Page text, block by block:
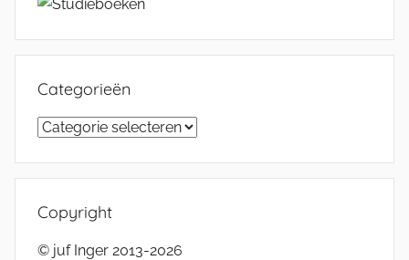
Categorieën
Categorieën
Copyright
© juf Inger 2013-2026